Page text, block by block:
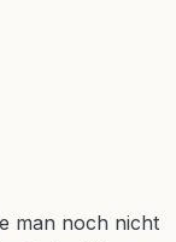
man noch nicht